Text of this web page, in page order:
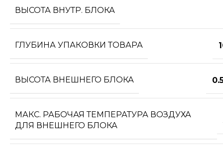
ВЫСОТА ВНУТР. БЛОКА
ГЛУБИНА УПАКОВКИ ТОВАРА
ВЫСОТА ВНЕШНЕГО БЛОКА
МАКС. РАБОЧАЯ ТЕМПЕРАТУРА ВОЗДУХА
ДЛЯ ВНЕШНЕГО БЛОКА